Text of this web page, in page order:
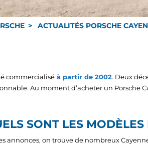
ACTUALITÉS PORSCHE
commercialisé à partir de 2002. Deux
Au moment d’acheter un Porsche
SONT LES
annonces, on trouve de nombreux